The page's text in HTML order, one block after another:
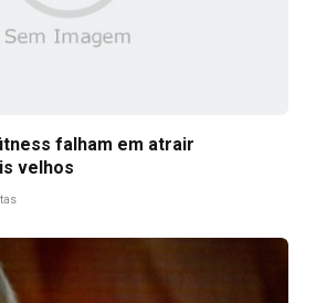
falham em atrair
velhos